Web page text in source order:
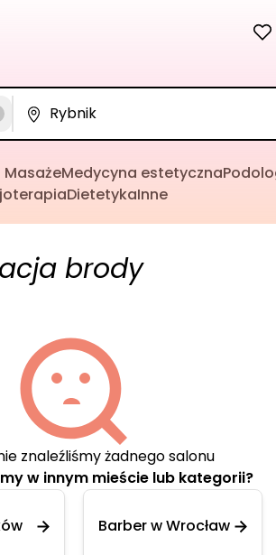
MasażeMedycyna estetyczna
DietetykaInne
brody
znaleźliśmy żadnego salonu
w innym mieście lub kategorii?
Barber w Wrocław